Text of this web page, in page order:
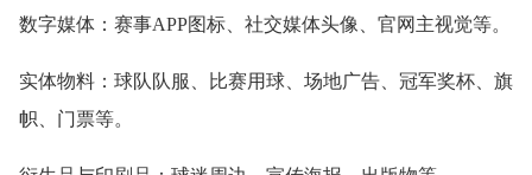
数字媒体：赛事APP图标、社交媒体头像、官网主视觉等。
实体物料：球队队服、比赛用球、场地广告、冠军奖杯、旗
帜、门票等。